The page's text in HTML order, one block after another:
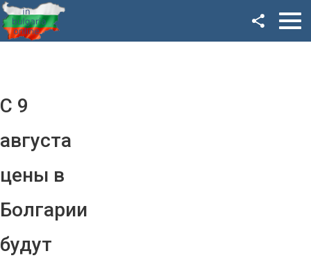
С 9
августа
цены в
Болгарии
будут